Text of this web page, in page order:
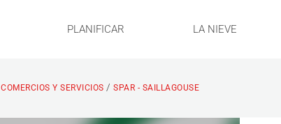
PLANIFICAR LA NIEVE
COMERCIOS Y SERVICIOS / SPAR - SAILLAGOUSE